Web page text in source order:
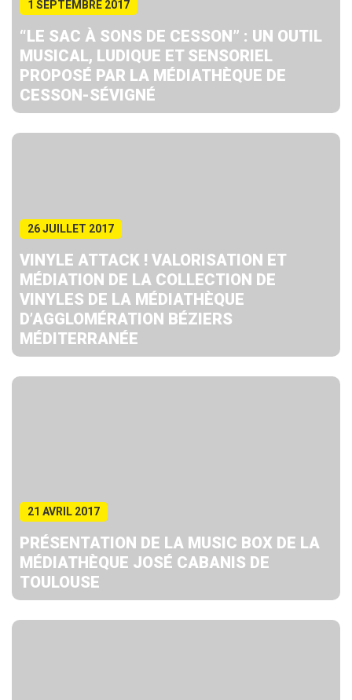
1 SEPTEMBRE 2017
“LE SAC À SONS DE CESSON” : UN OUTIL
MUSICAL, LUDIQUE ET SENSORIEL
PROPOSÉ PAR LA MÉDIATHÈQUE DE
CESSON-SÉVIGNÉ
26 JUILLET 2017
VINYLE ATTACK ! VALORISATION ET
MÉDIATION DE LA COLLECTION DE
VINYLES DE LA MÉDIATHÈQUE
D’AGGLOMÉRATION BÉZIERS
MÉDITERRANÉE
21 AVRIL 2017
PRÉSENTATION DE LA MUSIC BOX DE LA
MÉDIATHÈQUE JOSÉ CABANIS DE
TOULOUSE